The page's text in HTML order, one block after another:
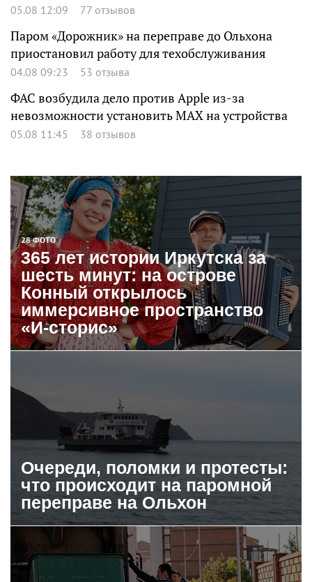
05.08 12:09 77 отзывов
Паром «Дорожник» на переправе до Ольхона
приостановил работу для техобслуживания
04.08 09:23 53 отзыва
ФАС возбудила дело против Apple из-за
невозможности установить MAX на устройства
05.08 11:45 38 отзывов
28 ФОТО
365 лет истории Иркутска за
шесть минут: на острове
Конный открылось
иммерсивное пространство
«И-сторис»
Очереди, поломки и протесты:
что происходит на паромной
переправе на Ольхон